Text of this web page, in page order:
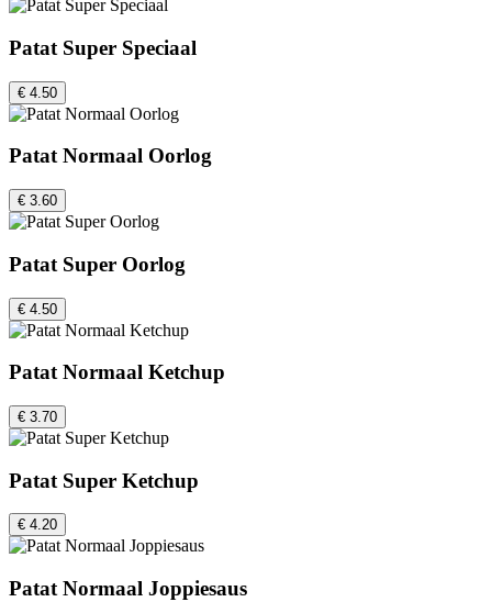
Patat Super Speciaal
€ 4.50
Patat Normaal Oorlog
€ 3.60
Patat Super Oorlog
€ 4.50
Patat Normaal Ketchup
€ 3.70
Patat Super Ketchup
€ 4.20
Patat Normaal Joppiesaus